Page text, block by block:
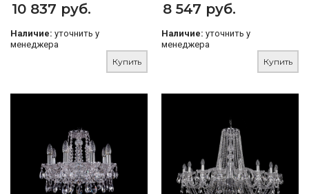
10 837 руб.
Наличие: уточнить у
менеджера
Купить
8 547 руб.
Наличие: уточнить у
менеджера
Купить